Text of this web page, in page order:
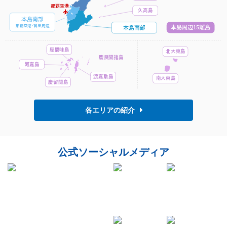
本島南部
本島南部
那覇空港・首里周辺
那覇空港
渡嘉敷島
慶留間島
阿嘉島
座間味島
慶良間諸島
南大東島
北大東島
久高島
本島周辺15離島
各エリアの紹介
公式ソーシャルメディア